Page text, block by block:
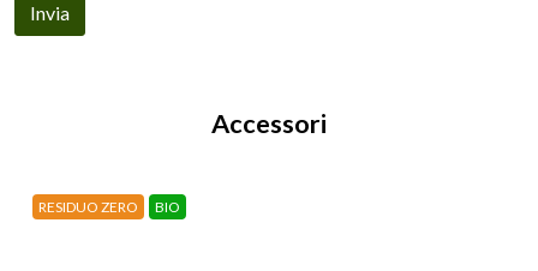
Invia
Accessori
RESIDUO ZERO BIO